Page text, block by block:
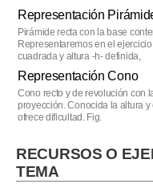
Representación
Pirámide recta con la base
Representaremos en el
cuadrada y altura -h- definida,
Representación Cono
Cono recto y de revolución con
proyección. Conocida la altura
ofrece dificultad. Fig.
RECURSOS O
TEMA